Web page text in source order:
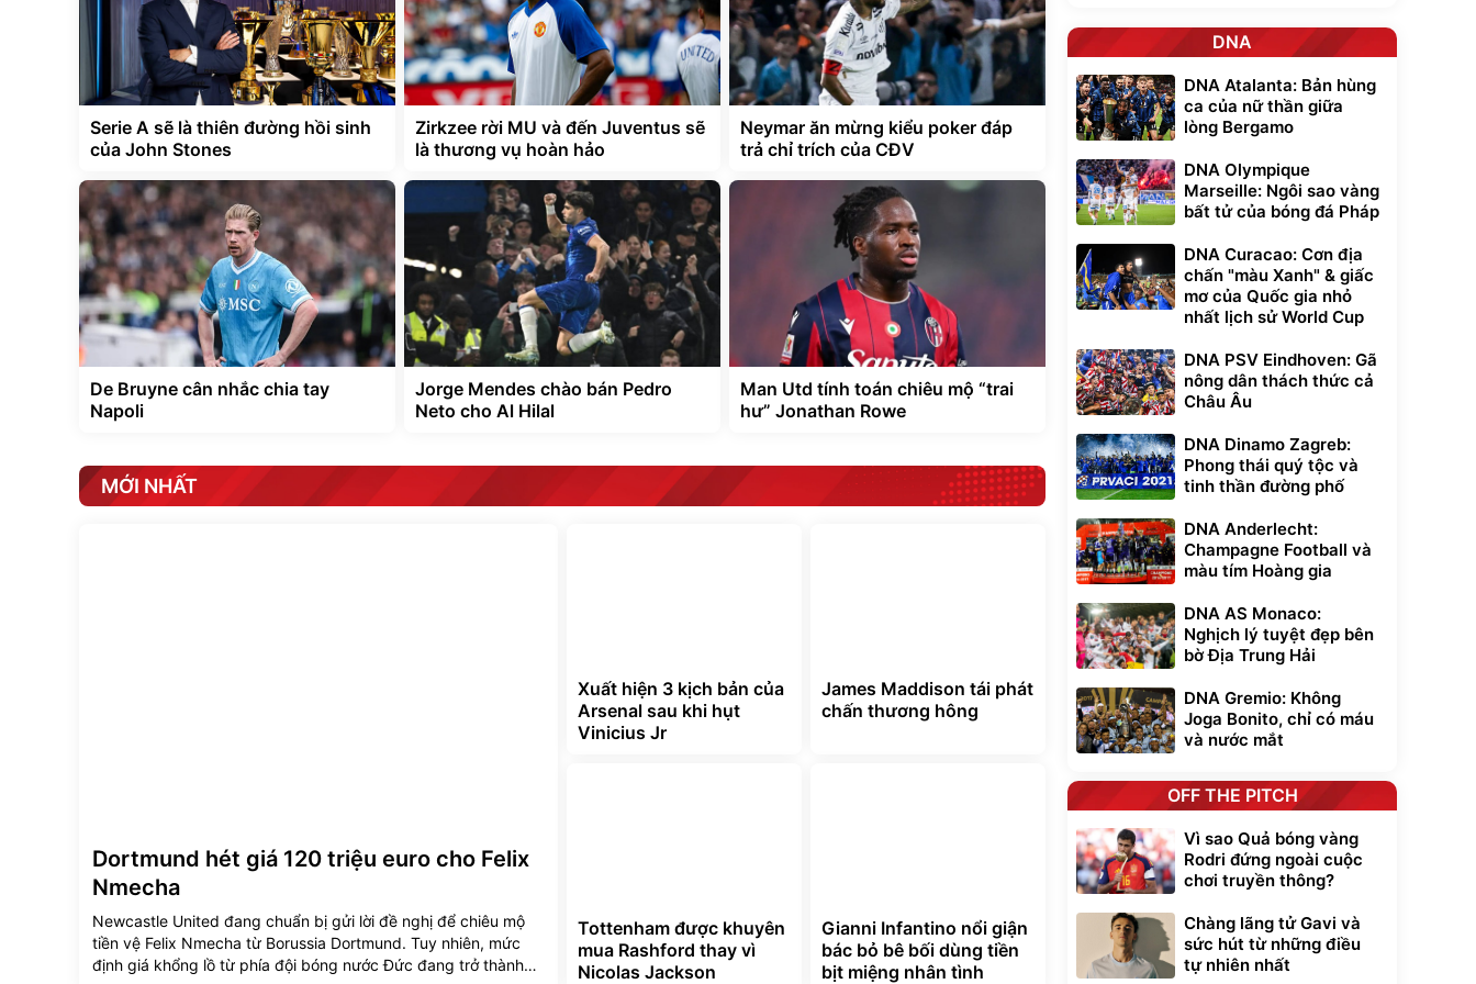
Serie A sẽ là thiên đường hồi sinh
của John Stones
Zirkzee rời MU và đến Juventus sẽ
là thương vụ hoàn hảo
Neymar ăn mừng kiểu poker đáp
trả chỉ trích của CĐV
De Bruyne cân nhắc chia tay
Napoli
Jorge Mendes chào bán Pedro
Neto cho Al Hilal
Man Utd tính toán chiêu mộ “trai
hư” Jonathan Rowe
MỚI NHẤT
Dortmund hét giá 120 triệu euro cho Felix
Nmecha
Newcastle United đang chuẩn bị gửi lời đề nghị để chiêu mộ
tiền vệ Felix Nmecha từ Borussia Dortmund. Tuy nhiên, mức
định giá khổng lồ từ phía đội bóng nước Đức đang trở thành
Xuất hiện 3 kịch bản của
Arsenal sau khi hụt
Vinicius Jr
James Maddison tái phát
chấn thương hông
Tottenham được khuyên
mua Rashford thay vì
Nicolas Jackson
Gianni Infantino nổi giận
bác bỏ bê bối dùng tiền
bịt miệng nhân tình
DNA
DNA Atalanta: Bản hùng
ca của nữ thần giữa
lòng Bergamo
DNA Olympique
Marseille: Ngôi sao vàng
bất tử của bóng đá Pháp
DNA Curacao: Cơn địa
chấn "màu Xanh" & giấc
mơ của Quốc gia nhỏ
nhất lịch sử World Cup
DNA PSV Eindhoven: Gã
nông dân thách thức cả
Châu Âu
DNA Dinamo Zagreb:
Phong thái quý tộc và
tinh thần đường phố
DNA Anderlecht:
Champagne Football và
màu tím Hoàng gia
DNA AS Monaco:
Nghịch lý tuyệt đẹp bên
bờ Địa Trung Hải
DNA Gremio: Không
Joga Bonito, chỉ có máu
và nước mắt
OFF THE PITCH
Vì sao Quả bóng vàng
Rodri đứng ngoài cuộc
chơi truyền thông?
Chàng lãng tử Gavi và
sức hút từ những điều
tự nhiên nhất